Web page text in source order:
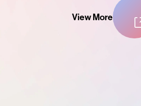
View More